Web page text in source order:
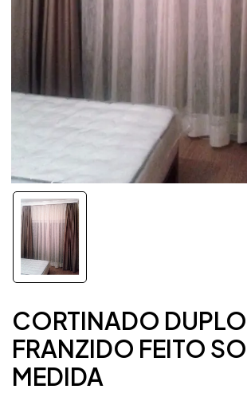
CORTINADO DUPLO
FRANZIDO FEITO
MEDIDA